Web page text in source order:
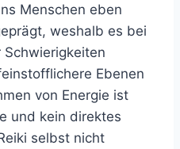
Menschen eben
weshalb es bei
Ebenen
von Energie ist
und kein direktes
selbst nicht